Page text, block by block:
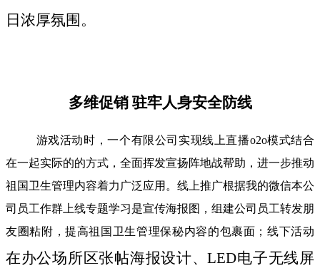
日浓厚氛围。
多维促销 驻牢人身安全防线
游戏活动时，一个有限公司实现线上直播o2o模式结合
在一起实际的的方式，全面挥发宣扬阵地战帮助，进一步推动
祖国卫生管理内容着力广泛应用。线上推广根据我的微信本公
司员工作群上线专题学习是宣传海报图，组建公司员工转发朋
友圈粘附，提高祖国卫生管理保秘内容的包裹面；线下活动
在办公场所区张帖海报设计、LED电子无线屏